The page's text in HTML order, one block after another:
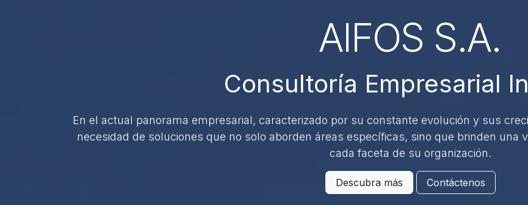
AIFOS S.A.
Consultoría Empresarial
En el actual panorama empresarial, caracterizado por su constante evolución y sus
necesidad de soluciones que no solo aborden áreas específicas, sino que brinden una
cada faceta de su organización.
Descubra más Contáctenos